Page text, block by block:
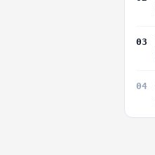
03
04